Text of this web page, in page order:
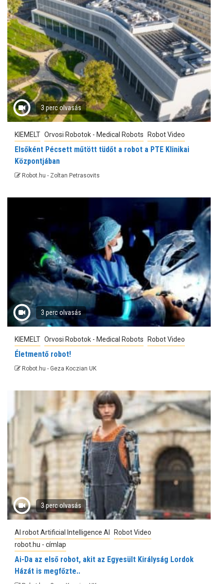
3 perc olvasás
KIEMELT Orvosi Robotok - Medical Robots Robot Video
Elsőként Pécsett műtött tüdőt a robot a PTE Klinikai
Központjában
Robot.hu - Zoltan Petrasovits
3 perc olvasás
KIEMELT Orvosi Robotok - Medical Robots Robot Video
Életmentő robot!
Robot.hu - Geza Koczian UK
3 perc olvasás
AI robot Artificial Intelligence AI
Robot Video
robot.hu - címlap
Ai-Da az első robot, akit az Egyesült Királyság Lordok
Házát is megfőzte..